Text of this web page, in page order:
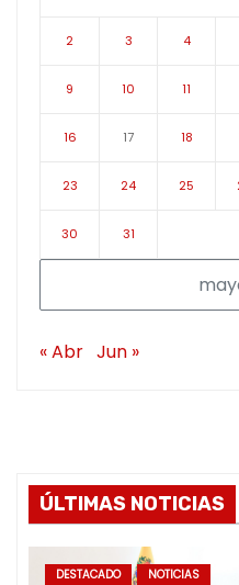
2 3 4
9 10 11
16 17 18
23 24 25
30 31
« Abr Jun »
ÚLTIMAS NOTICIAS
DESTACADO NOTICIAS